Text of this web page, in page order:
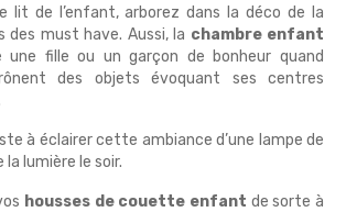
lit de l’enfant, arborez dans la déco de la
des must have. Aussi, la chambre enfant
fille ou un garçon de bonheur quand
des objets évoquant ses centres
à éclairer cette ambiance d’une lampe de
lumière le soir.
housses de couette enfant de sorte à